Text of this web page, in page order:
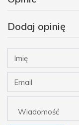
Dodaj opinię